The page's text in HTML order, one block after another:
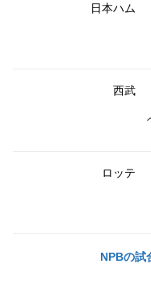
日本ハム
西武
ロッテ
NPBの試